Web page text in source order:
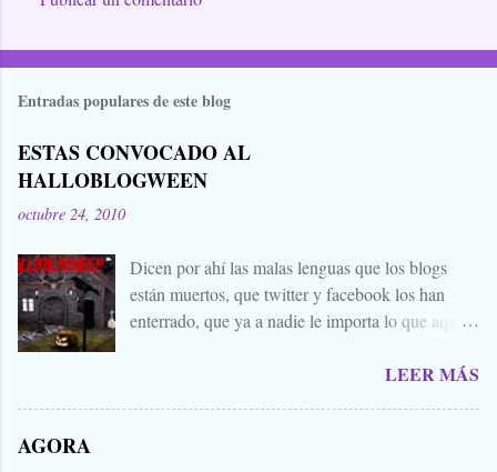
Entradas populares de este blog
ESTAS CONVOCADO AL
HALLOBLOGWEEN
octubre 24, 2010
Dicen por ahí las malas lenguas que los blogs
están muertos, que twitter y facebook los han
enterrado, que ya a nadie le importa lo que aquí
levantar nuestros blogs, sean vivos, muertos, o
LEER MÁS
AGORA